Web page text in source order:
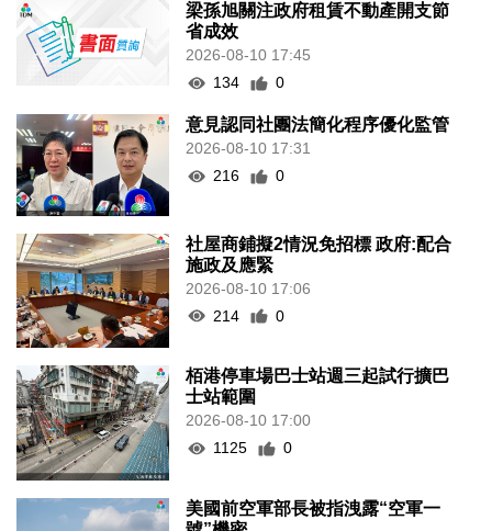
梁孫旭關注政府租賃不動產開支節
省成效
2026-08-10 17:45
134
0
意見認同社團法簡化程序優化監管
2026-08-10 17:31
216
0
社屋商鋪擬2情況免招標 政府:配合
施政及應緊
2026-08-10 17:06
214
0
栢港停車場巴士站週三起試行擴巴
士站範圍
2026-08-10 17:00
1125
0
美國前空軍部長被指洩露“空軍一